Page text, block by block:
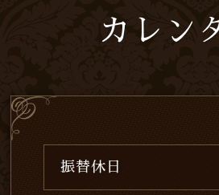
カレン
振替休日